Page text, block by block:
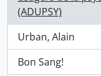
(ADUPSY)
, 8 résultats
Urban, Alain
, 3 résultats
Bon Sang!
, 1 résultats